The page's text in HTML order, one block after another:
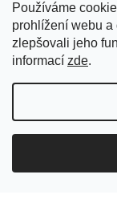
Používáme
prohlížení webu
zlepšovali jeho
informací zde.
Radnická 4, Brno
úterý–pátek 11–19 h
sobota 14–19 h
+420 702 152 298